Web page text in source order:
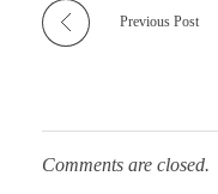
Previous Post
Comments are closed.